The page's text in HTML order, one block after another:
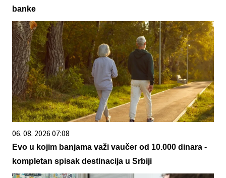
banke
06. 08. 2026 07:08
Evo u kojim banjama važi vaučer od 10.000 dinara -
kompletan spisak destinacija u Srbiji